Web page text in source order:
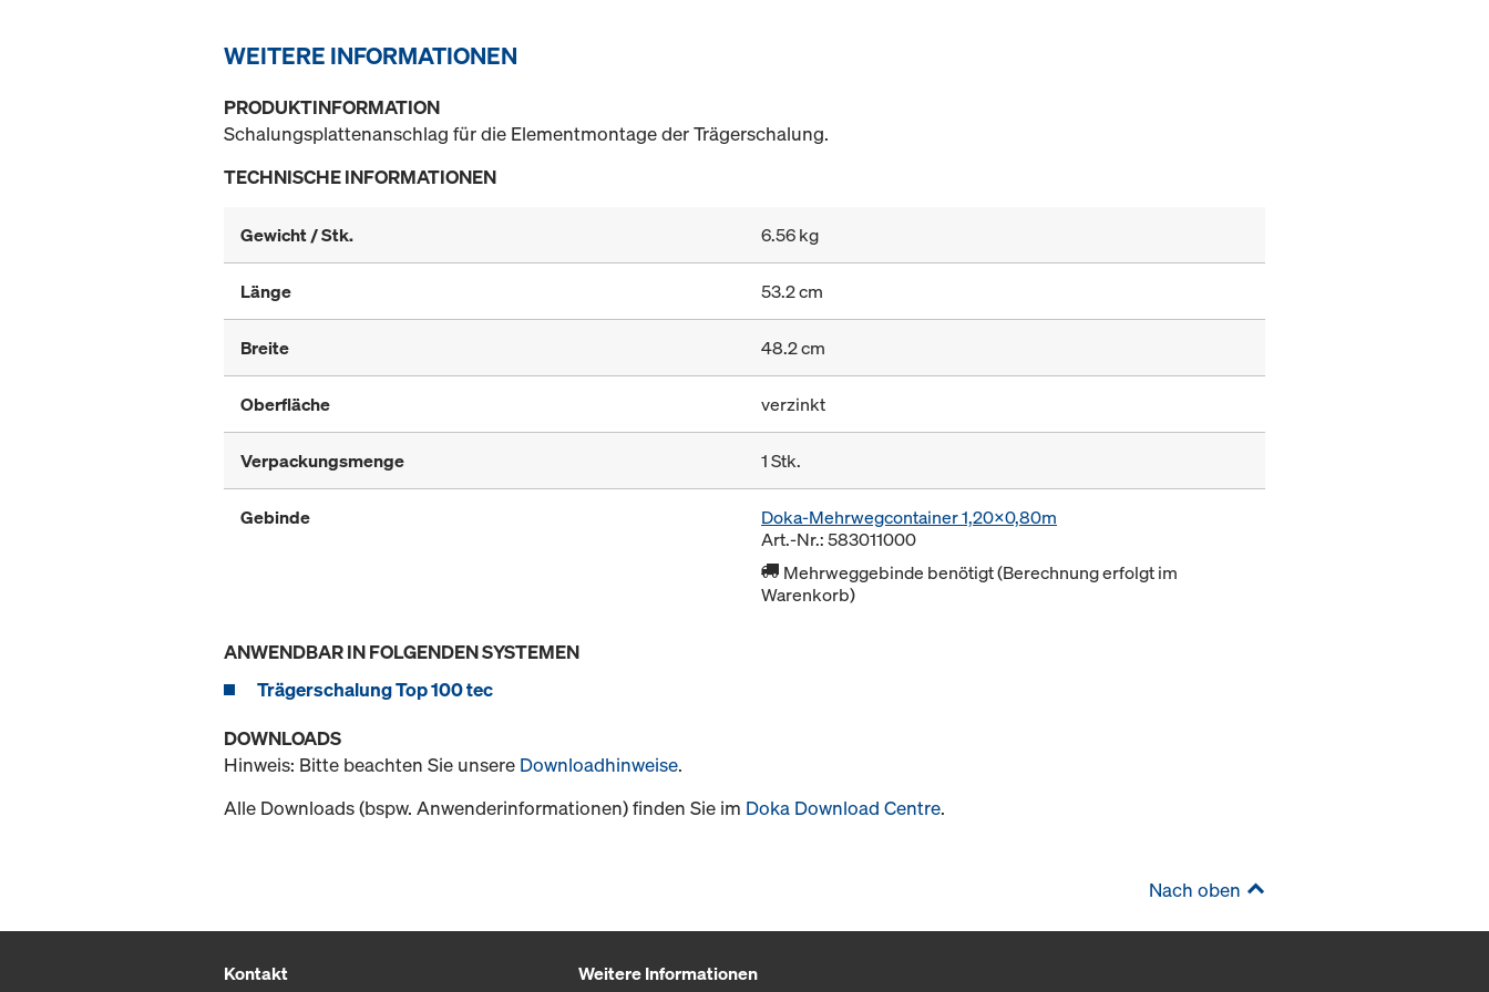
WEITERE INFORMATIONEN
PRODUKTINFORMATION
Schalungsplattenanschlag für die Elementmontage der Trägerschalung.
TECHNISCHE INFORMATIONEN
Gewicht / Stk. 6.56 kg
Länge 53.2 cm
Breite 48.2 cm
Oberfläche verzinkt
Verpackungsmenge 1 Stk.
Gebinde
Doka-Mehrwegcontainer 1,20x0,80m
Art.-Nr.: 583011000
Mehrweggebinde benötigt (Berechnung erfolgt im
Warenkorb)
ANWENDBAR IN FOLGENDEN SYSTEMEN
Trägerschalung Top 100 tec
DOWNLOADS
Hinweis: Bitte beachten Sie unsere Downloadhinweise.
Alle Downloads (bspw. Anwenderinformationen) finden Sie im Doka Download Centre.
Nach oben
Kontakt Weitere Informationen